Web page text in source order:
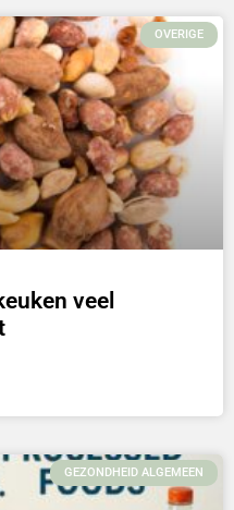
OVERIGE
veel
GEZONDHEID ALGEMEEN